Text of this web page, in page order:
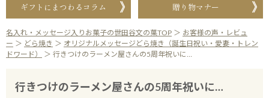
ギフトにまつわるコラム 贈り物マナー
名入れ・メッセージ入りお菓子の世田谷文の菓TOP ＞ お客様の声・レビュ
ー ＞ どら焼き ＞ オリジナルメッセージどら焼き（誕生日祝い・愛妻・トレン
ドワード）
＞ 行きつけのラーメン屋さんの5周年祝いに…
行きつけのラーメン屋さんの5周年祝いに…